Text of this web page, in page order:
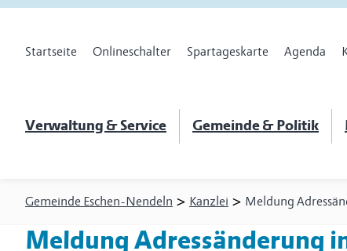
Startseite Onlineschalter Spartageskarte Agenda
Verwaltung & Service Gemeinde & Politik
Gemeinde Eschen-Nendeln > Kanzlei > Meldung
Meldung Adressänderung